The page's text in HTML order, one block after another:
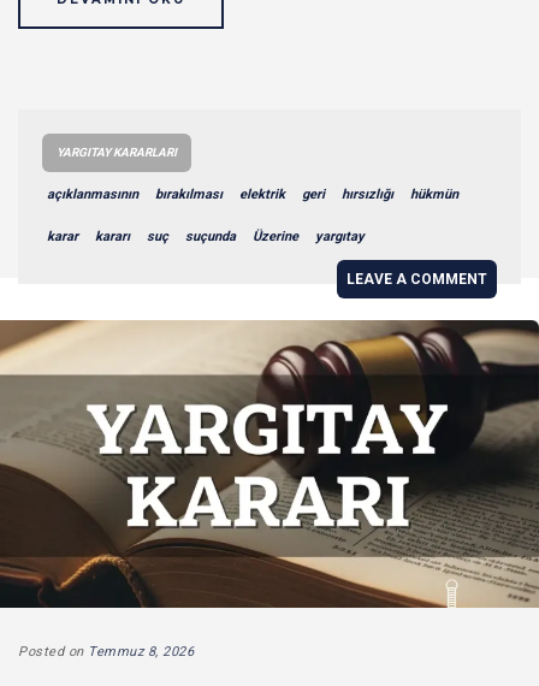
YARGITAY KARARLARI
açıklanmasının bırakılması elektrik geri hırsızlığı hükmün
karar kararı suç suçunda Üzerine yargıtay
LEAVE A COMMENT
Posted on Temmuz 8, 2026